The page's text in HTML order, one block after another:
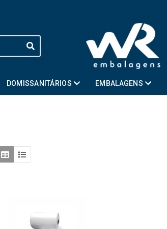
DOMISSANITÁRIOS EMBALAGENS